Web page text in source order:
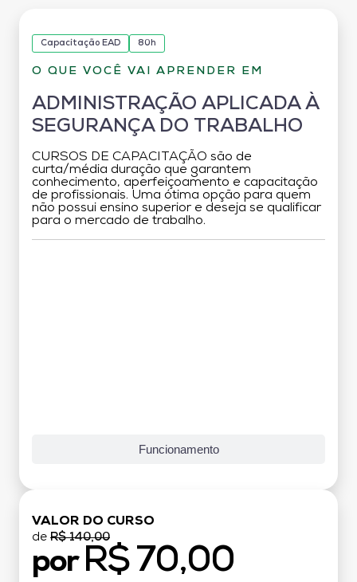
Capacitação EAD 80h
O QUE VOCÊ VAI APRENDER EM
ADMINISTRAÇÃO APLICADA À
SEGURANÇA DO TRABALHO
CURSOS DE CAPACITAÇÃO são de
curta/média duração que garantem
conhecimento, aperfeiçoamento e capacitação
de profissionais. Uma ótima opção para quem
não possui ensino superior e deseja se qualificar
para o mercado de trabalho.
Funcionamento
VALOR DO CURSO
de R$ 140,00
por R$ 70,00